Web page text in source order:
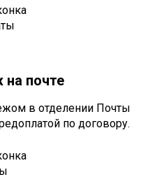
почте
в отделении Почты
по договору.